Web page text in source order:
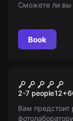
Сможете ли вы
9+
Book
2-7 people12+
Вам предстоит